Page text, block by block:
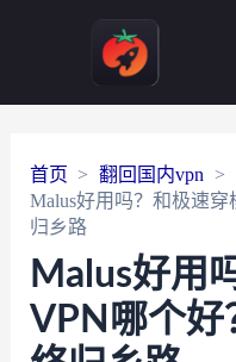
首页
翻回国内vpn
Malus好用吗？和极速
归乡路
Malus好用
VPN哪个好